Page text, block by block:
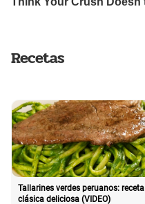
Recetas
Tallarines verdes peruanos: receta
clásica deliciosa (VIDEO)